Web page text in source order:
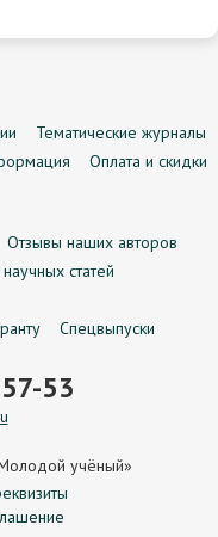
Тематические журналы
Оплата и скидки
Отзывы наших авторов
статей
Спецвыпуски
53
учёный»